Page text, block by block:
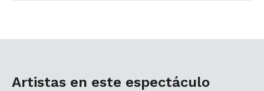
Artistas en este espectáculo